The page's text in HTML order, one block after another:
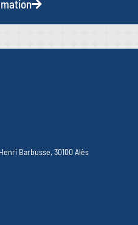
Barbusse, 30100 Alès